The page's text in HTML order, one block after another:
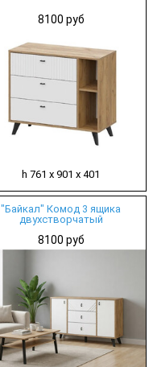
8100 руб
h 761 х 901 х 401
"Байкал" Комод 3 ящика
двухстворчатый
8100 руб